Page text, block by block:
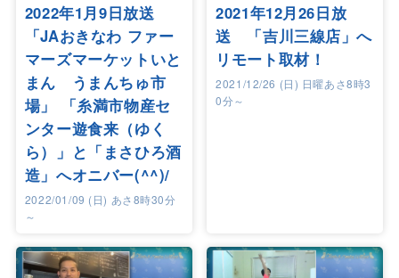
2022年1月9日放送
「JAおきなわ ファー
マーズマーケットいと
まん うまんちゅ市
場」 「糸満市物産セ
ンター遊食来（ゆく
ら）」と「まさひろ酒
造」へオニバー(^^)/
2022/01/09 (日) あさ8時30分
～
2021年12月26日放
送 「吉川三線店」へ
リモート取材！
2021/12/26 (日) 日曜あさ8時3
0分～